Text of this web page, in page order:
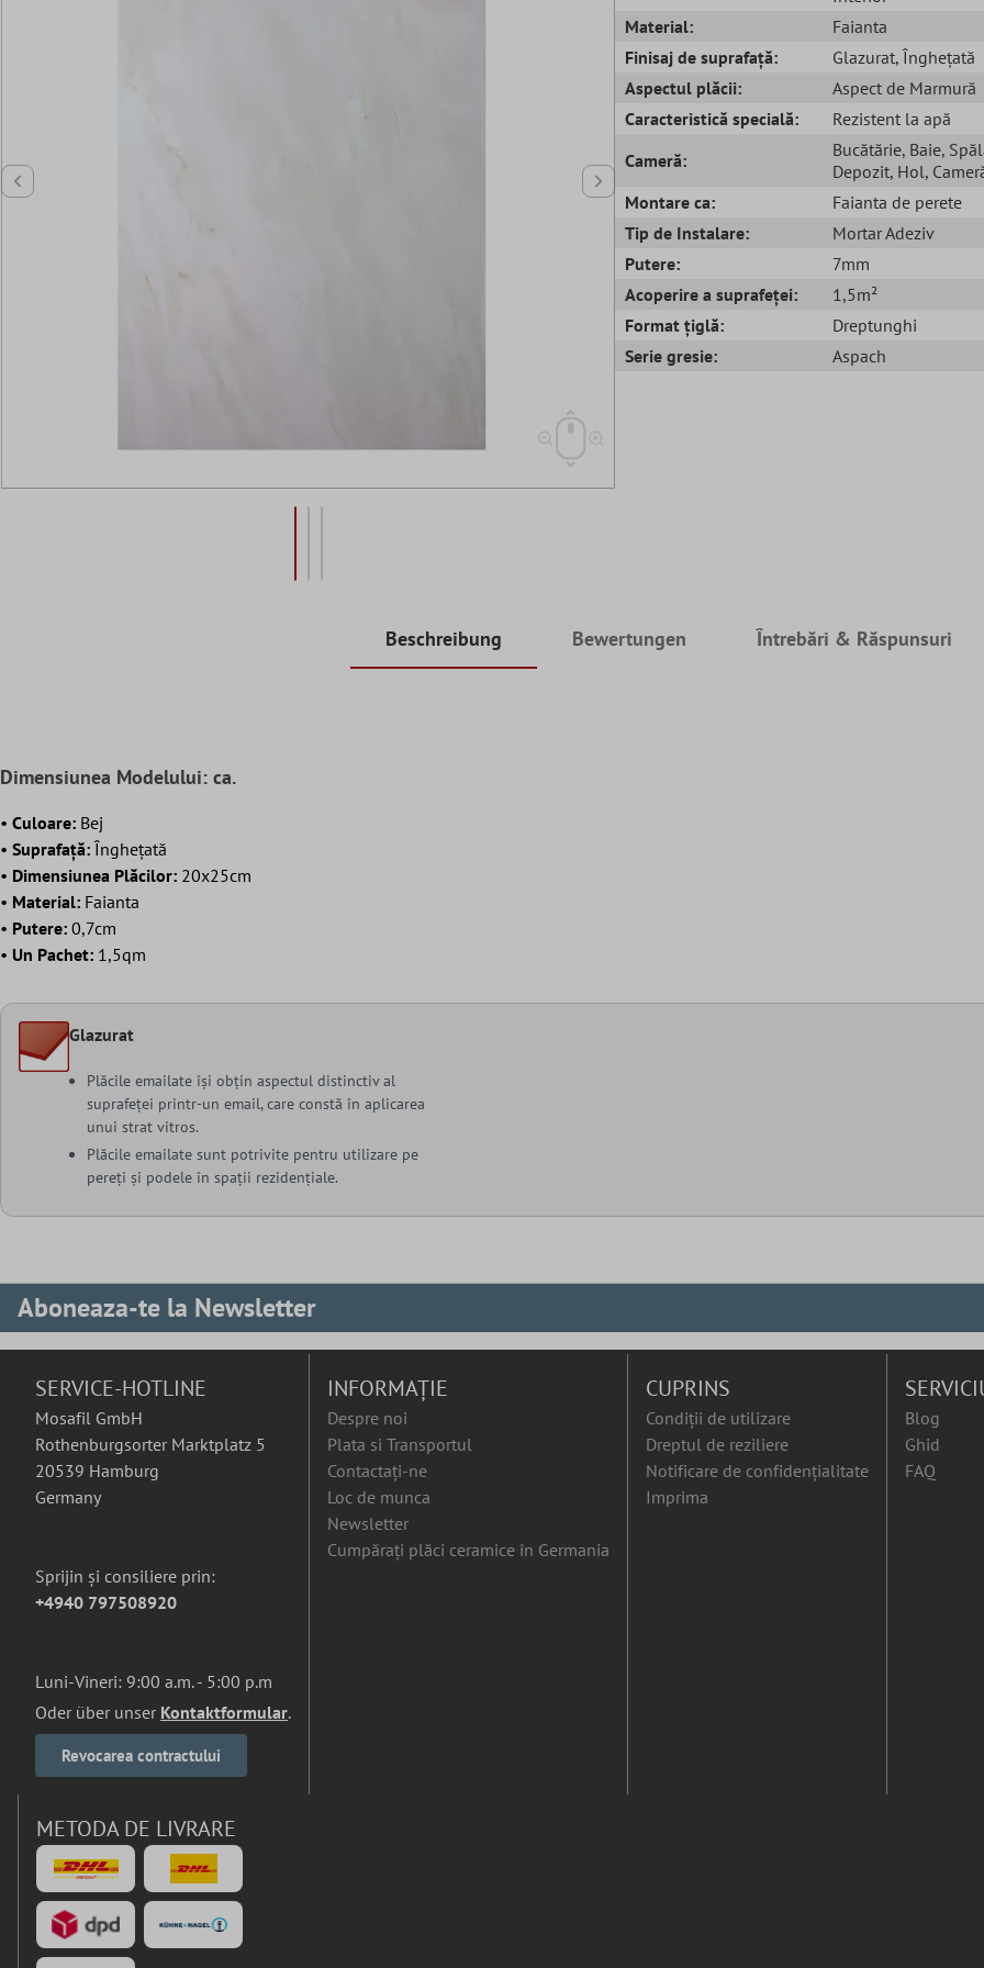
Material:
Faianta
Finisaj de suprafață:
Glazurat, Înghețată
Aspectul plăcii:
Aspect de Marmură
Caracteristică specială:
Rezistent la apă
Cameră:
Bucătărie, Baie,
Depozit, Hol,
Montare ca:
Faianta de perete
Tip de Instalare:
Mortar Adeziv
Putere:
7mm
Acoperire a suprafeței:
1,5m²
Format țiglă:
Dreptunghi
Serie gresie:
Aspach
Beschreibung Bewertungen Întrebări & Răspunsuri
Dimensiunea Modelului: ca.
• Culoare: Bej
• Suprafaţă: Înghețată
• Dimensiunea Plăcilor: 20x25cm
• Material: Faianta
• Putere: 0,7cm
• Un Pachet: 1,5qm
Glazurat
Plăcile emailate își obțin aspectul distinctiv al
suprafeței printr-un email, care constă în aplicarea
unui strat vitros.
Plăcile emailate sunt potrivite pentru utilizare pe
pereți și podele în spații rezidențiale.
Aboneaza-te la Newsletter
SERVICE-HOTLINE
Mosafil GmbH
Rothenburgsorter Marktplatz 5
20539 Hamburg
Germany
Sprijin și consiliere prin:
+4940 797508920
Luni-Vineri: 9:00 a.m. - 5:00 p.m
Oder über unser Kontaktformular.
Revocarea contractului
INFORMAȚIE
Despre noi
Plata si Transportul
Contactați-ne
Loc de munca
Newsletter
Cumpărați plăci ceramice în Germania
CUPRINS
Condiții de utilizare
Dreptul de reziliere
Notificare de confidențialitate
Imprima
Blog
Ghid
FAQ
METODA DE LIVRARE